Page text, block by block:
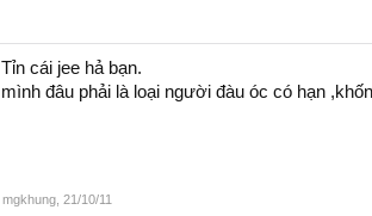
Tỉn cái jee hả bạn.
mình đâu phải là loại người đàu óc có hạn
mgkhung 21/10/11